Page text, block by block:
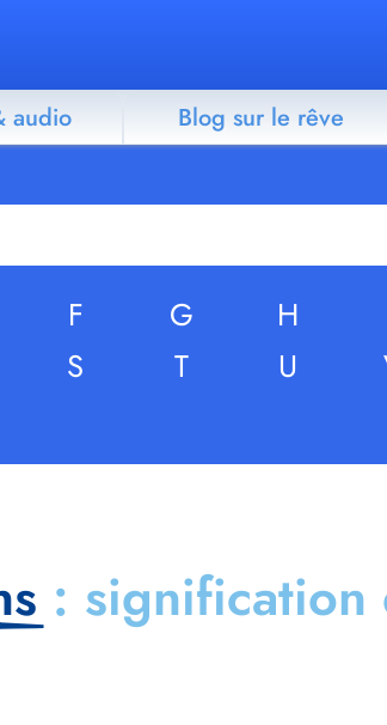
audio Blog sur le rêve
F G H
S T U
: